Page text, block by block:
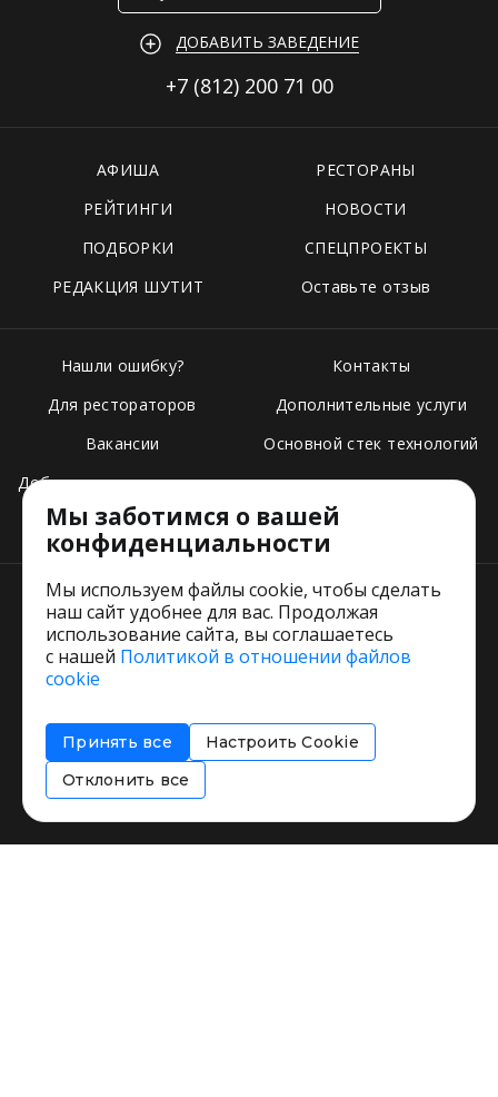
ДОБАВИТЬ ЗАВЕДЕНИЕ
+7 (812) 200 71 00
АФИША
РЕСТОРАНЫ
РЕЙТИНГИ
НОВОСТИ
ПОДБОРКИ
СПЕЦПРОЕКТЫ
РЕДАКЦИЯ ШУТИТ
Оставьте отзыв
Нашли ошибку?
Для рестораторов
Вакансии
Добавить свое заведение
Тарифы
Контакты
Дополнительные услуги
Основной стек технологий
Пользовательское соглашение
Соглашение об информировании
Политика использования cookies
Мы заботимся о вашей
конфиденциальности
Мы используем файлы cookie, чтобы сделать
наш сайт удобнее для вас. Продолжая
использование сайта, вы соглашаетесь
с нашей Политикой в отношении файлов
cookie
Принять все
Настроить Cookie
Отклонить все